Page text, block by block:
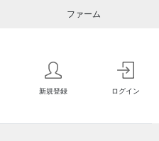
ファーム
新規登録 ログイン